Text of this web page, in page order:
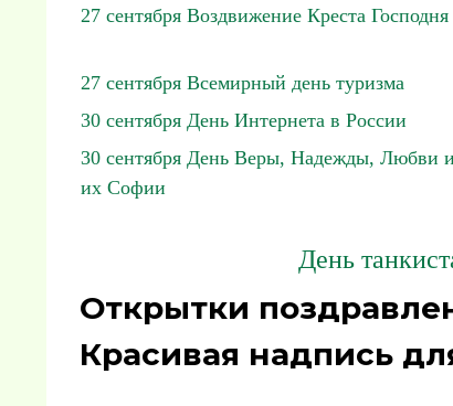
27 сентября Воздвижение Креста Господня
27 сентября Всемирный день туризма
30 сентября День Интернета в России
30 сентября День Веры, Надежды, Любви
их Софии
День
Открытки
Красивая надпись